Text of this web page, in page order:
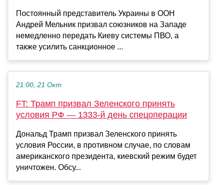
Постоянный представитель Украины в ООН
Андрей Мельник призвал союзников на Западе
немедленно передать Киеву системы ПВО, а
также усилить санкционное ...
21:00, 21 Окт
FT: Трамп призвал Зеленского принять
условия РФ — 1333-й день спецоперации
Дональд Трамп призвал Зеленского принять
условия России, в противном случае, по словам
американского президента, киевский режим будет
уничтожен. Обсу...